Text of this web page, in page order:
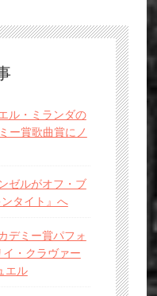
ル・ミランダの
ー賞歌曲賞にノ
ゼルがオフ・ブ
タイト』へ
デミー賞パフォ
・クラヴァー
エル